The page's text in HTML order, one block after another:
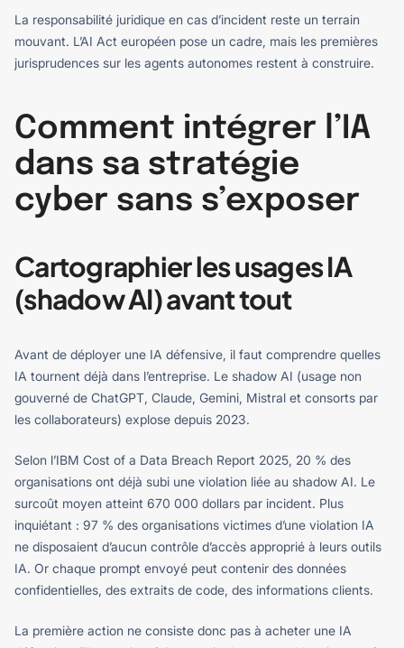
La responsabilité juridique en cas d’incident reste un terrain
mouvant. L’AI Act européen pose un cadre, mais les premières
jurisprudences sur les agents autonomes restent à construire.
Comment intégrer l’IA
dans sa stratégie
cyber sans s’exposer
Cartographier les usages IA
(shadow AI) avant tout
Avant de déployer une IA défensive, il faut comprendre quelles
IA tournent déjà dans l’entreprise. Le shadow AI (usage non
gouverné de ChatGPT, Claude, Gemini, Mistral et consorts par
les collaborateurs) explose depuis 2023.
Selon l’IBM Cost of a Data Breach Report 2025, 20 % des
organisations ont déjà subi une violation liée au shadow AI. Le
surcoût moyen atteint 670 000 dollars par incident. Plus
inquiétant : 97 % des organisations victimes d’une violation IA
ne disposaient d’aucun contrôle d’accès approprié à leurs outils
IA. Or chaque prompt envoyé peut contenir des données
confidentielles, des extraits de code, des informations clients.
La première action ne consiste donc pas à acheter une IA